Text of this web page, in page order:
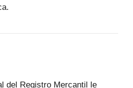
del Registro Mercantil le